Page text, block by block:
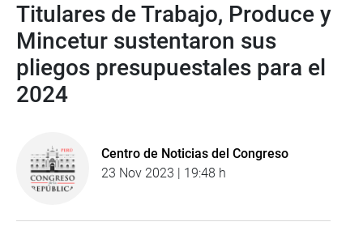
Titulares de Trabajo, Produce y
Mincetur sustentaron sus
pliegos presupuestales para el
2024
Centro de Noticias del Congreso
23 Nov 2023 | 19:48 h